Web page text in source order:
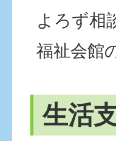
よろず相
福祉会館
生活